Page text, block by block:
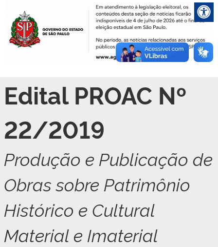
Edital PROAC Nº
22/2019
Produção e Publicação de
Obras sobre Patrimônio
Histórico e Cultural
Material e Imaterial